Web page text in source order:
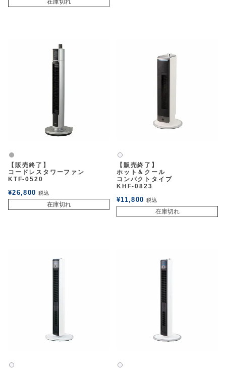
在庫切れ
グレー
【販売終了】
コードレスタワーファン
KTF-0520
¥26,800 税込
在庫切れ
白2
【販売終了】
ホット＆クール
コンパクトタイプ
KHF-0823
¥11,800 税込
在庫切れ
白2 白2